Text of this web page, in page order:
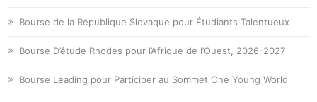
Bourse de la République Slovaque pour Étudiants Talentueux
Bourse D’étude Rhodes pour l’Afrique de l’Ouest, 2026-2027
Bourse Leading pour Participer au Sommet One Young World